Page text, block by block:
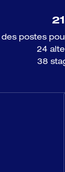
des postes
24
38